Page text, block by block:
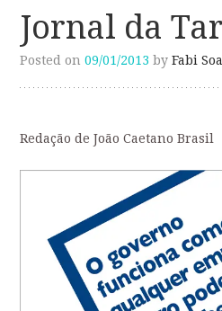
content
Jornal da
Posted on09/01/2013 byFabi
Redação de João Caetano Brasil